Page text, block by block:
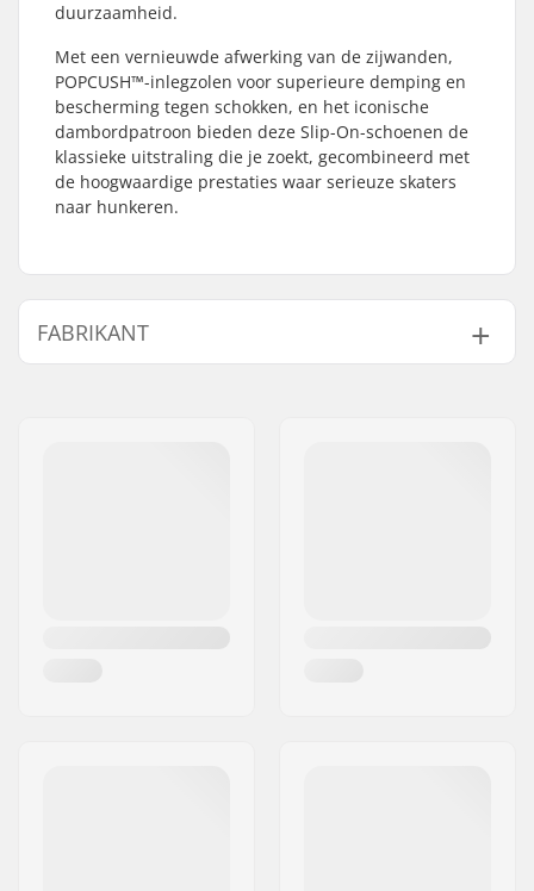
duurzaamheid.
Met een vernieuwde afwerking van de zijwanden,
POPCUSH™-inlegzolen voor superieure demping en
bescherming tegen schokken, en het iconische
dambordpatroon bieden deze Slip-On-schoenen de
klassieke uitstraling die je zoekt, gecombineerd met
de hoogwaardige prestaties waar serieuze skaters
naar hunkeren.
FABRIKANT